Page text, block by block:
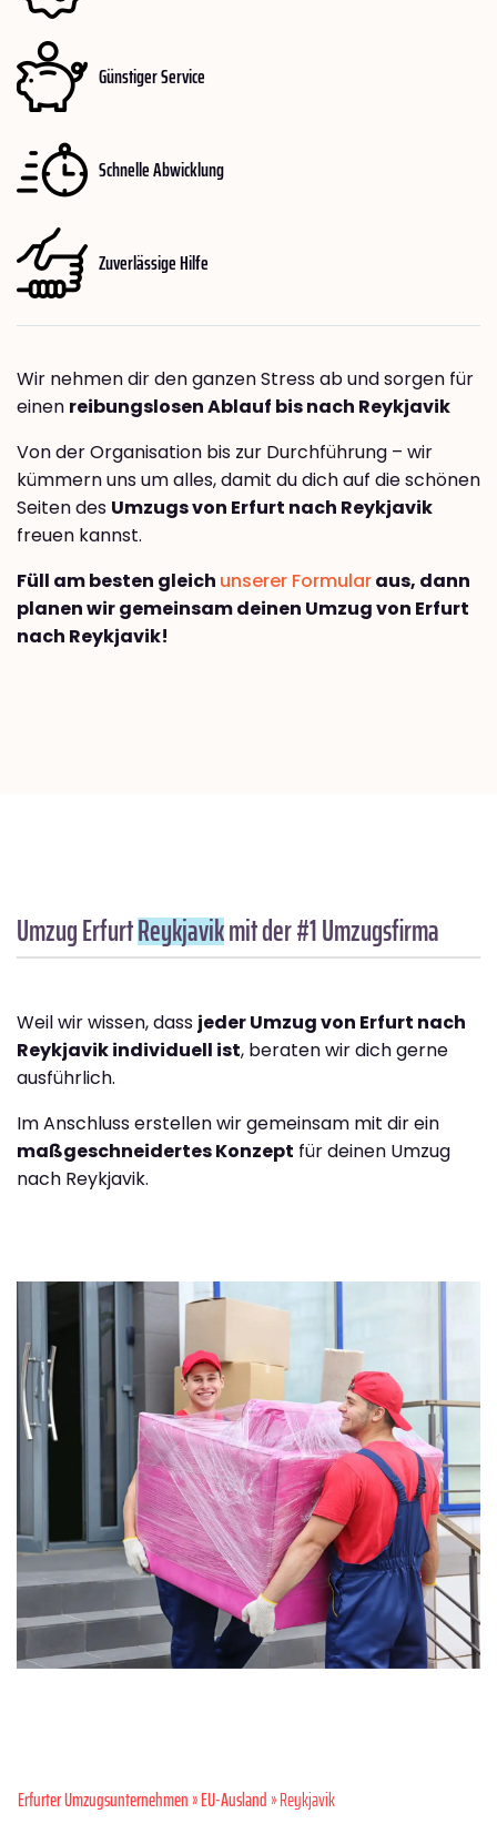
Günstiger Service
Schnelle Abwicklung
Zuverlässige Hilfe
Wir nehmen dir den ganzen Stress ab und sorgen für
einen reibungslosen Ablauf bis nach Reykjavik
Von der Organisation bis zur Durchführung – wir
kümmern uns um alles, damit du dich auf die schönen
Seiten des Umzugs von Erfurt nach Reykjavik
freuen kannst.
Füll am besten gleich unserer Formularaus, dann
planen wir gemeinsam deinen Umzug von Erfurt
nach Reykjavik!
Umzug ErfurtReykjavikmit der #1 Umzugsfirma
Weil wir wissen, dass jeder Umzug von Erfurt nach
Reykjavik individuell ist, beraten wir dich gerne
ausführlich.
Im Anschluss erstellen wir gemeinsam mit dir ein
maßgeschneidertes Konzept für deinen Umzug
nach Reykjavik.
Erfurter Umzugsunternehmen»EU-Ausland» Reykjavik